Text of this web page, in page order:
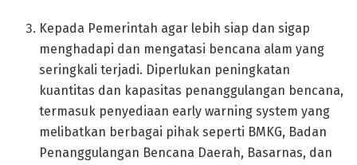
Kepada Pemerintah agar lebih siap dan sigap
menghadapi dan mengatasi bencana alam yang
seringkali terjadi. Diperlukan peningkatan
kuantitas dan kapasitas penanggulangan bencana,
termasuk penyediaan early warning system yang
melibatkan berbagai pihak seperti BMKG, Badan
Penanggulangan Bencana Daerah, Basarnas, dan